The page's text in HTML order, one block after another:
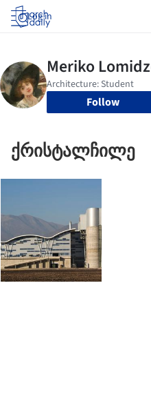
Log in
Follow
ქრისტალჩილე